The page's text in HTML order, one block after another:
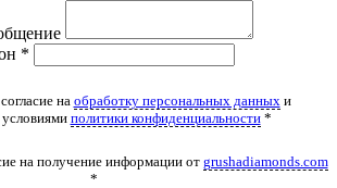
*
на обработку персональных данных и
политики конфиденциальности*
на получение информации от grushadiamonds.com
*